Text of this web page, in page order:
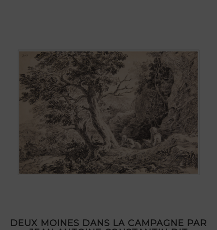
DEUX MOINES DANS LA CAMPAGNE PAR